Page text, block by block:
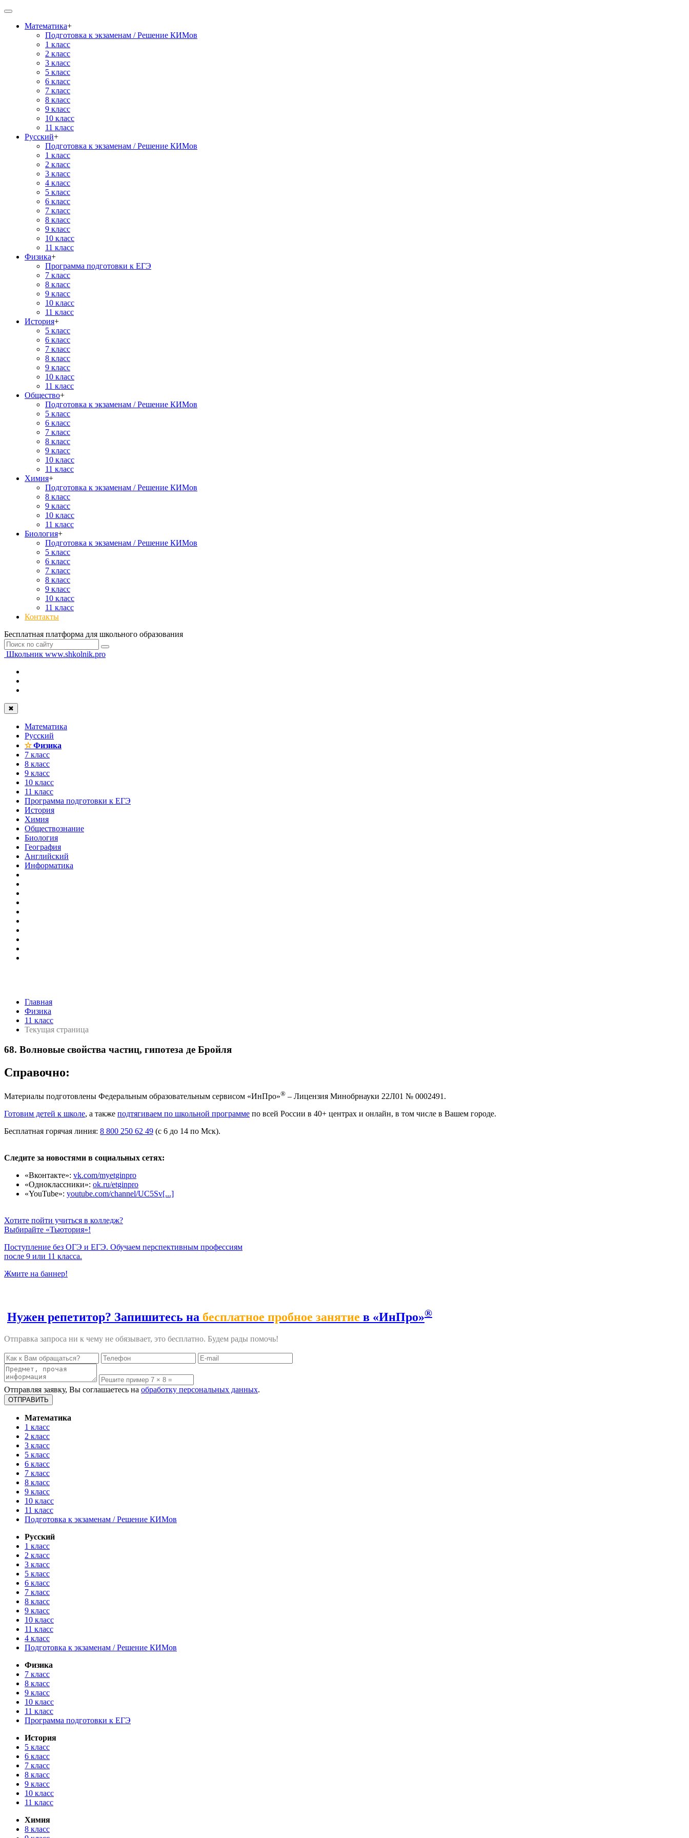
Математика+
Подготовка к экзаменам / Решение КИМов
1 класс
2 класс
3 класс
5 класс
6 класс
7 класс
8 класс
9 класс
10 класс
11 класс
Русский+
Подготовка к экзаменам / Решение КИМов
1 класс
2 класс
3 класс
4 класс
5 класс
6 класс
7 класс
8 класс
9 класс
10 класс
11 класс
Физика+
Программа подготовки к ЕГЭ
7 класс
8 класс
9 класс
10 класс
11 класс
История+
5 класс
6 класс
7 класс
8 класс
9 класс
10 класс
11 класс
Общество+
Подготовка к экзаменам / Решение КИМов
5 класс
6 класс
7 класс
8 класс
9 класс
10 класс
11 класс
Химия+
Подготовка к экзаменам / Решение КИМов
8 класс
9 класс
10 класс
11 класс
Биология+
Подготовка к экзаменам / Решение КИМов
5 класс
6 класс
7 класс
8 класс
9 класс
10 класс
11 класс
Контакты
Бесплатная платформа для школьного образования
Школьник www.shkolnik.pro
✖
Математика
Русский
✫Физика
7 класс
8 класс
9 класс
10 класс
11 класс
Программа подготовки к ЕГЭ
История
Химия
Обществознание
Биология
География
Английский
Информатика
Главная
Физика
11 класс
Текущая страница
68. Волновые свойства частиц, гипотеза де Бройля
Справочно:
Материалы подготовлены Федеральным образовательным сервисом «ИнПро»® – Лицензия Минобрнауки 22Л01 № 0002491.
Готовим детей к школе, а также подтягиваем по школьной программе по всей России в 40+ центрах и онлайн, в том числе в Вашем городе.
Бесплатная горячая линия: 8 800 250 62 49 (с 6 до 14 по Мск).
Следите за новостями в социальных сетях:
«Вконтакте»: vk.com/myetginpro
«Одноклассники»: ok.ru/etginpro
«YouTube»: youtube.com/channel/UC5Sv[...]
Хотите пойти учиться в колледж?
Выбирайте «Тьютория»!
Поступление без ОГЭ и ЕГЭ. Обучаем перспективным профессиям
после 9 или 11 класса.
Жмите на баннер!
Нужен репетитор? Запишитесь на бесплатное пробное занятие в «ИнПро»®
Отправка запроса ни к чему не обязывает, это бесплатно. Будем рады помочь!
Отправляя заявку, Вы соглашаетесь на обработку персональных данных.
Математика
1 класс
2 класс
3 класс
5 класс
6 класс
7 класс
8 класс
9 класс
10 класс
11 класс
Подготовка к экзаменам / Решение КИМов
Русский
1 класс
2 класс
3 класс
5 класс
6 класс
7 класс
8 класс
9 класс
10 класс
11 класс
4 класс
Подготовка к экзаменам / Решение КИМов
Физика
7 класс
8 класс
9 класс
10 класс
11 класс
Программа подготовки к ЕГЭ
История
5 класс
6 класс
7 класс
8 класс
9 класс
10 класс
11 класс
Химия
8 класс